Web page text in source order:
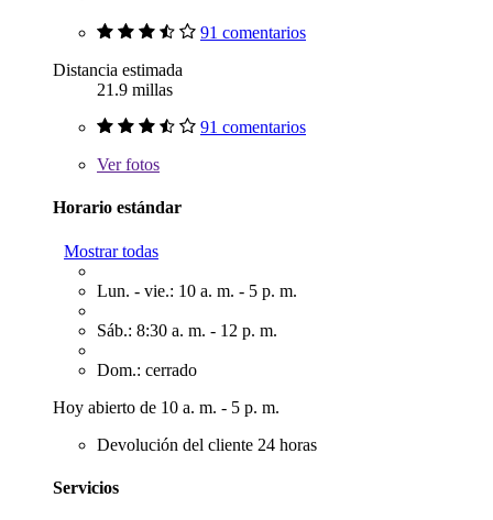
91 comentarios
Distancia estimada
21.9 millas
91 comentarios
Verfotos
Horario estándar
Mostrar todas
Lun. - vie.: 10 a. m. - 5 p. m.
Sáb.: 8:30 a. m. - 12 p. m.
Dom.: cerrado
Hoy abierto de 10 a. m. - 5 p. m.
Devolución del cliente 24 horas
Servicios